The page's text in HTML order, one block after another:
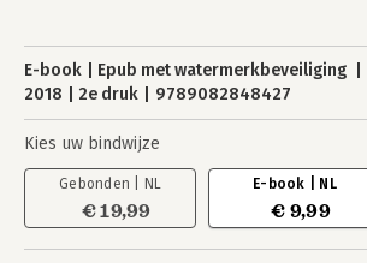
E-book Epub met watermerkbeveiliging
2018
2e druk 9789082848427
Kies uw bindwijze
Gebonden | NL
€ 19,99
E-book | NL
€ 9,99